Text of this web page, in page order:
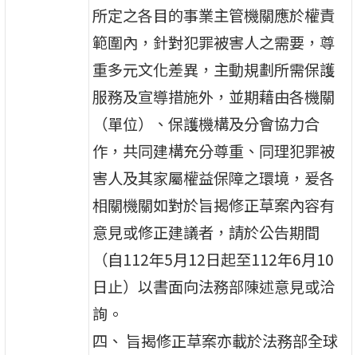
所定之各目的事業主管機關應於權責
範圍內，針對犯罪被害人之需要，尊
重多元文化差異，主動規劃所需保護
服務及宣導措施外，並期藉由各機關
（單位）、保護機構及分會協力合
作，共同建構充分尊重、同理犯罪被
害人及其家屬權益保障之環境，爰各
相關機關如對於旨揭修正草案內容有
意見或修正建議者，請於公告期間
（自112年5月12日起至112年6月10
日止）以書面向法務部陳述意見或洽
詢。
四、 旨揭修正草案亦載於法務部全球